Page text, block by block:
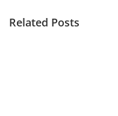
Related Posts